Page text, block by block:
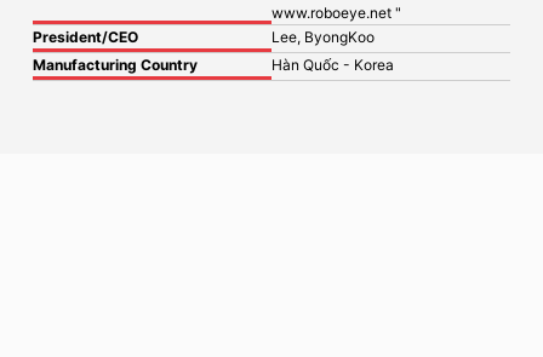
www.roboeye.net "
President/CEO
Lee, ByongKoo
Manufacturing Country
Hàn Quốc - Korea